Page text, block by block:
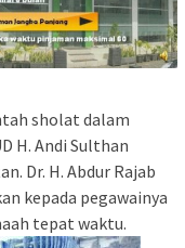
sholat dalam
H. Andi Sulthan
Dr. H. Abdur Rajab
kepada pegawainya
tepat waktu.